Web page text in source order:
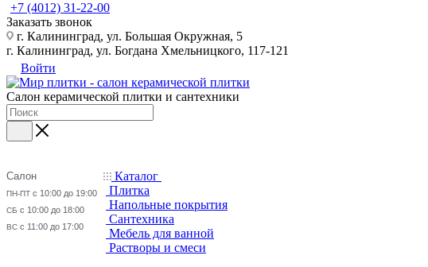
+7 (4012) 31-22-00
Заказать звонок
г. Калининград, ул. Большая Окружная, 5
г. Калининград, ул. Богдана Хмельницкого, 117-121
Войти
Салон керамической плитки и сантехники
Салон
ПН-ПТ с 10:00 до 19:00
СБ с 10:00 до 18:00
ВС с 11:00 до 17:00
Каталог
Плитка
Напольные покрытия
Сантехника
Мебель для ванной
Растворы и смеси